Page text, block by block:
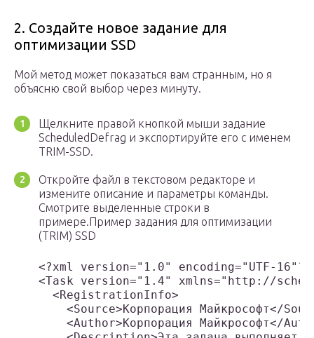
2. Создайте новое задание для
оптимизации SSD
Мой метод может показаться вам странным, но я
объясню свой выбор через минуту.
Щелкните правой кнопкой мыши задание
ScheduledDefrag и экспортируйте его с именем
TRIM-SSD.
Откройте файл в текстовом редакторе и
измените описание и параметры команды.
Смотрите выделенные строки в
примере.Пример задания для оптимизации
(TRIM) SSD
<?xml version="1.0" encoding="UTF-16"?>
<Task version="1.4" xmlns="http://
  <RegistrationInfo>
<Source>Корпорация Майкрософт</
<Author>Корпорация Майкрософт</